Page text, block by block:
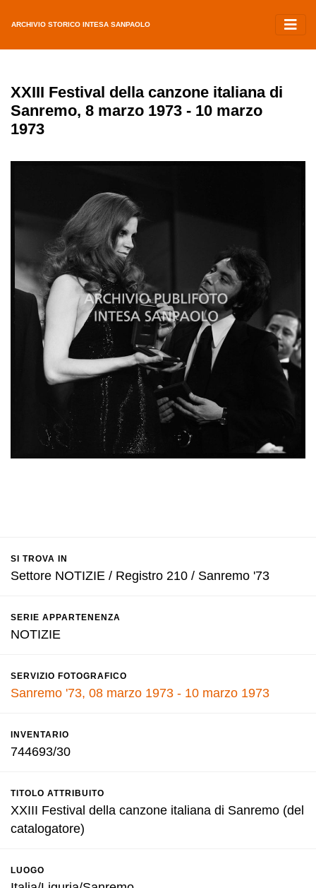
ARCHIVIO STORICO INTESA SANPAOLO
XXIII Festival della canzone italiana di
Sanremo, 8 marzo 1973 - 10 marzo
1973
SI TROVA IN
Settore NOTIZIE / Registro 210 / Sanremo '73
SERIE APPARTENENZA
NOTIZIE
SERVIZIO FOTOGRAFICO
Sanremo '73, 08 marzo 1973 - 10 marzo 1973
INVENTARIO
744693/30
TITOLO ATTRIBUITO
XXIII Festival della canzone italiana di Sanremo (del
catalogatore)
LUOGO